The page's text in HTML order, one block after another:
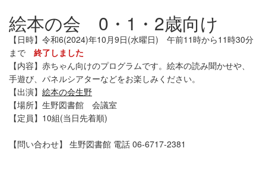
絵本の会 0・1・2歳向け
【日時】令和6(2024)年10月9日(水曜日) 午前11時から11時30分
まで 終了しました
【内容】赤ちゃん向けのプログラムです。絵本の読み聞かせや、
手遊び、パネルシアターなどをお楽しみください。
【出演】 絵本の会生野
【場所】生野図書館 会議室
【定員】10組(当日先着順)
【問い合わせ】 生野図書館 電話 06-6717-2381